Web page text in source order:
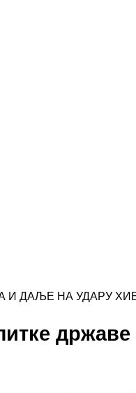
И ДАЉЕ НА УДАРУ
државе